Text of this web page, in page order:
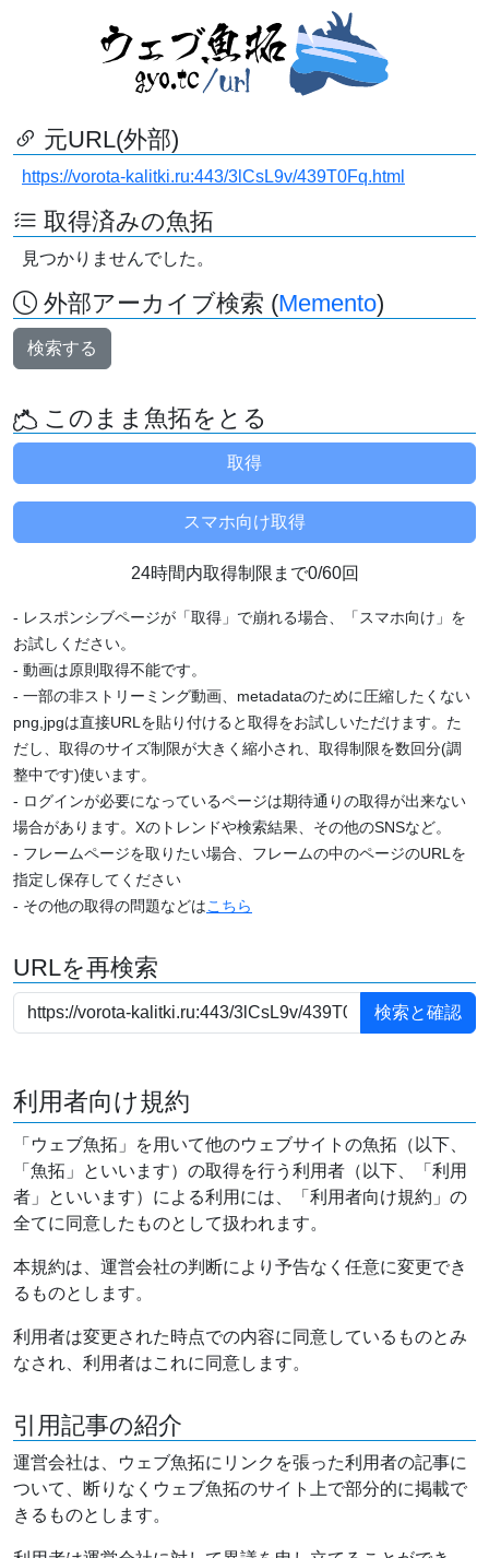
元URL(外部)
https://vorota-kalitki.ru:443/3lCsL9v/439T0Fq.html
取得済みの魚拓
見つかりませんでした。
外部アーカイブ検索 (Memento)
検索する
このまま魚拓をとる
24時間内取得制限まで0/60回
- レスポンシブページが「取得」で崩れる場合、「スマホ向け」を
お試しください。
- 動画は原則取得不能です。
- 一部の非ストリーミング動画、metadataのために圧縮したくない
png,jpgは直接URLを貼り付けると取得をお試しいただけます。た
だし、取得のサイズ制限が大きく縮小され、取得制限を数回分(調
整中です)使います。
- ログインが必要になっているページは期待通りの取得が出来ない
場合があります。Xのトレンドや検索結果、その他のSNSなど。
- フレームページを取りたい場合、フレームの中のページのURLを
指定し保存してください
- その他の取得の問題などはこちら
URLを再検索
利用者向け規約
「ウェブ魚拓」を用いて他のウェブサイトの魚拓（以下、
「魚拓」といいます）の取得を行う利用者（以下、「利用
者」といいます）による利用には、「利用者向け規約」の
全てに同意したものとして扱われます。
本規約は、運営会社の判断により予告なく任意に変更でき
るものとします。
利用者は変更された時点での内容に同意しているものとみ
なされ、利用者はこれに同意します。
引用記事の紹介
運営会社は、ウェブ魚拓にリンクを張った利用者の記事に
ついて、断りなくウェブ魚拓のサイト上で部分的に掲載で
きるものとします。